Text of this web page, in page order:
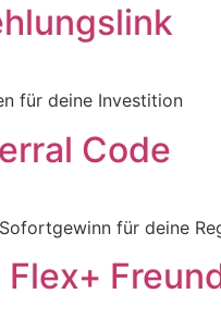
für deine Investition
Code​
für deine
Flex+